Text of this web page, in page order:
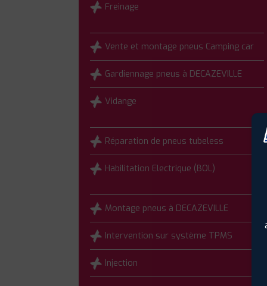
Freinage
Vente et montage pneus Camping car
Gardiennage pneus à DECAZEVILLE
Vidange
Réparation de pneus tubeless
Habilitation Electrique (BOL)
Montage pneus à DECAZEVILLE
Intervention sur système TPMS
Injection